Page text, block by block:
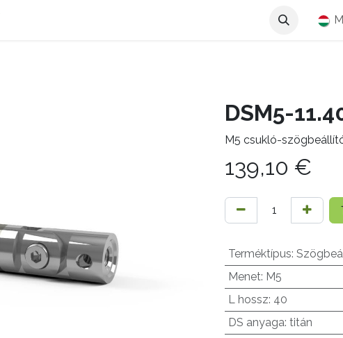
DSM5-
M5 csukló-
139,10 €
Terméktípus:
Menet: M5
L hossz: 40
DS anyaga: titán